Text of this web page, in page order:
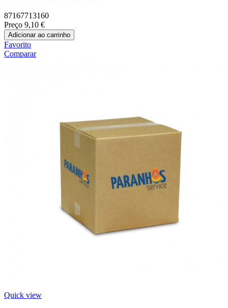
87167713160
Preço 9,10 €
Adicionar ao carrinho
Favorito
Comparar
Quick view